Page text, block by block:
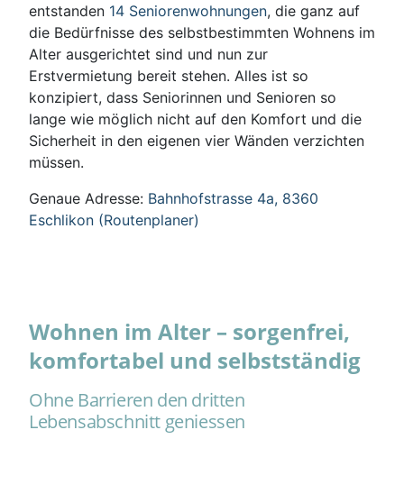
entstanden 14 Seniorenwohnungen, die ganz auf
die Bedürfnisse des selbstbestimmten Wohnens im
Alter ausgerichtet sind und nun zur
Erstvermietung bereit stehen. Alles ist so
konzipiert, dass Seniorinnen und Senioren so
lange wie möglich nicht auf den Komfort und die
Sicherheit in den eigenen vier Wänden verzichten
müssen.
Genaue Adresse: Bahnhofstrasse 4a, 8360
Eschlikon (Routenplaner)
Wohnen im Alter – sorgenfrei,
komfortabel und selbstständig
Ohne Barrieren den dritten
Lebensabschnitt geniessen